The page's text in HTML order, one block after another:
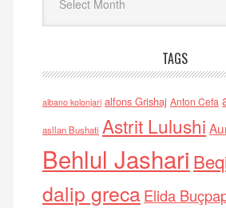
TAGS
albano kolonjari alfons Grishaj Anton Cefa
asllan Bushati Astrit Lulushi
Behlul Jashari
dalip grecaElida